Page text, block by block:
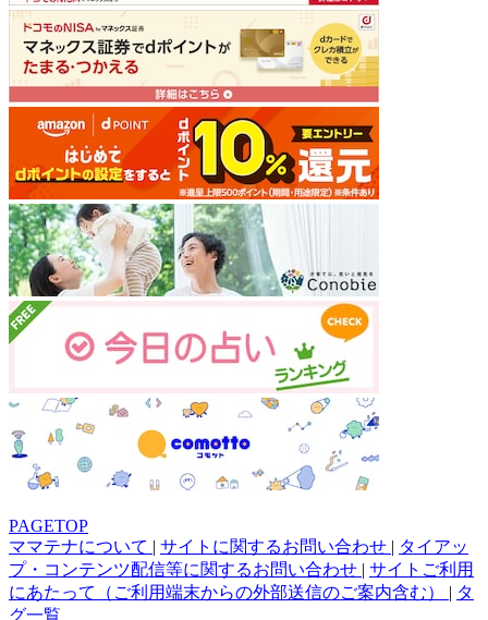
PAGETOP
ママテナについて | サイトに関するお問い合わせ | タイアッ
プ・コンテンツ配信等に関するお問い合わせ | サイトご利用
にあたって（ご利用端末からの外部送信のご案内含む） | タ
グ一覧